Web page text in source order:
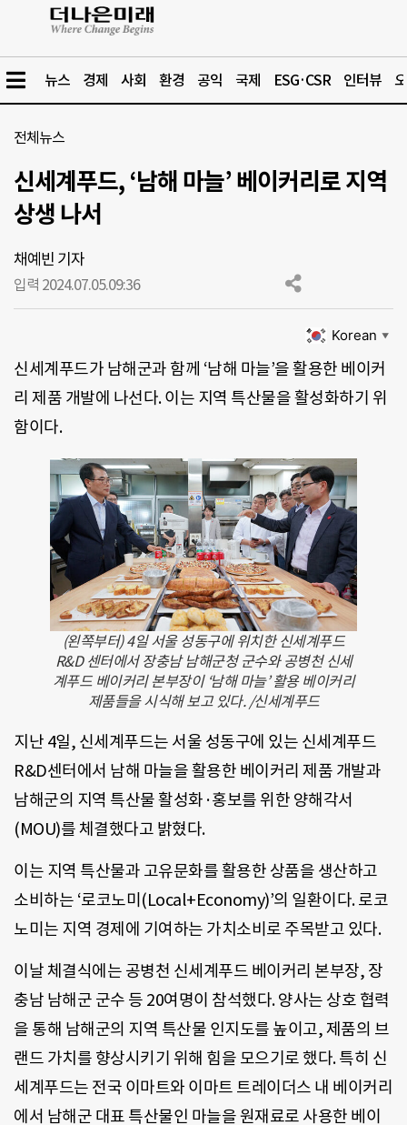
뉴스 경제 사회 환경 공익 국제 ESG·CSR 인터뷰
전체뉴스
신세계푸드, ‘남해 마늘’ 베이커리로 지역
상생 나서
채예빈 기자
입력 2024.07.05.09:36
Korean ▼
신세계푸드가 남해군과 함께 ‘남해 마늘’을 활용한 베이커
리 제품 개발에 나선다. 이는 지역 특산물을 활성화하기 위
함이다.
(왼쪽부터) 4일 서울 성동구에 위치한 신세계푸드
R&D 센터에서 장충남 남해군청 군수와 공병천 신세
계푸드 베이커리 본부장이 ‘남해 마늘’ 활용 베이커리
제품들을 시식해 보고 있다. /신세계푸드
지난 4일, 신세계푸드는 서울 성동구에 있는 신세계푸드
R&D센터에서 남해 마늘을 활용한 베이커리 제품 개발과
남해군의 지역 특산물 활성화·홍보를 위한 양해각서
(MOU)를 체결했다고 밝혔다.
이는 지역 특산물과 고유문화를 활용한 상품을 생산하고
소비하는 ‘로코노미(Local+Economy)’의 일환이다. 로코
노미는 지역 경제에 기여하는 가치소비로 주목받고 있다.
이날 체결식에는 공병천 신세계푸드 베이커리 본부장, 장
충남 남해군 군수 등 20여명이 참석했다. 양사는 상호 협력
을 통해 남해군의 지역 특산물 인지도를 높이고, 제품의 브
랜드 가치를 향상시키기 위해 힘을 모으기로 했다. 특히 신
세계푸드는 전국 이마트와 이마트 트레이더스 내 베이커리
에서 남해군 대표 특산물인 마늘을 원재료로 사용한 베이